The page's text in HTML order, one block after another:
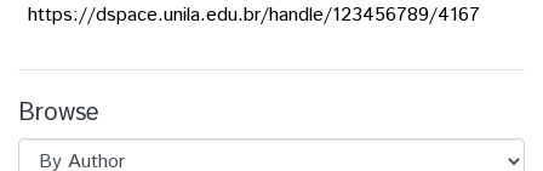
https://dspace.unila.edu.br/handle/123456789/4167
Browse